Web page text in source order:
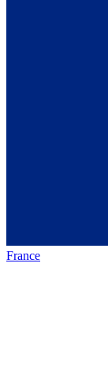
France